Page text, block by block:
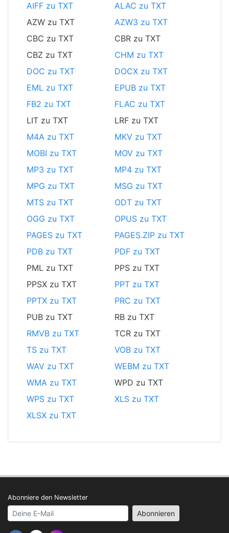
AIFF zu TXT
ALAC zu TXT
AZW zu TXT
AZW3 zu TXT
CBC zu TXT
CBR zu TXT
CBZ zu TXT
CHM zu TXT
DOC zu TXT
DOCX zu TXT
EML zu TXT
EPUB zu TXT
FB2 zu TXT
FLAC zu TXT
LIT zu TXT
LRF zu TXT
M4A zu TXT
MKV zu TXT
MOBI zu TXT
MOV zu TXT
MP3 zu TXT
MP4 zu TXT
MPG zu TXT
MSG zu TXT
MTS zu TXT
ODT zu TXT
OGG zu TXT
OPUS zu TXT
PAGES zu TXT
PAGES.ZIP zu TXT
PDB zu TXT
PDF zu TXT
PML zu TXT
PPS zu TXT
PPSX zu TXT
PPT zu TXT
PPTX zu TXT
PRC zu TXT
PUB zu TXT
RB zu TXT
RMVB zu TXT
TCR zu TXT
TS zu TXT
VOB zu TXT
WAV zu TXT
WEBM zu TXT
WMA zu TXT
WPD zu TXT
WPS zu TXT
XLS zu TXT
XLSX zu TXT
Abonniere den Newsletter
Your email address Abonnieren